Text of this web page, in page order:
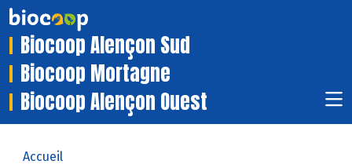
Biocoop Alençon Sud
Biocoop Mortagne
Biocoop Alençon Ouest
Accueil